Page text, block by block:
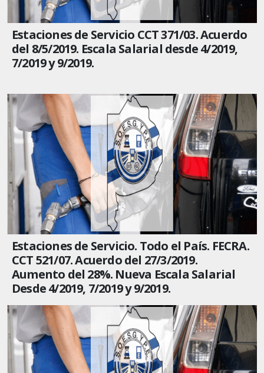
Estaciones de Servicio CCT 371/03. Acuerdo
del 8/5/2019. Escala Salarial desde 4/2019,
7/2019 y 9/2019.
Estaciones de Servicio. Todo el País. FECRA.
CCT 521/07. Acuerdo del 27/3/2019.
Aumento del 28%. Nueva Escala Salarial
Desde 4/2019, 7/2019 y 9/2019.